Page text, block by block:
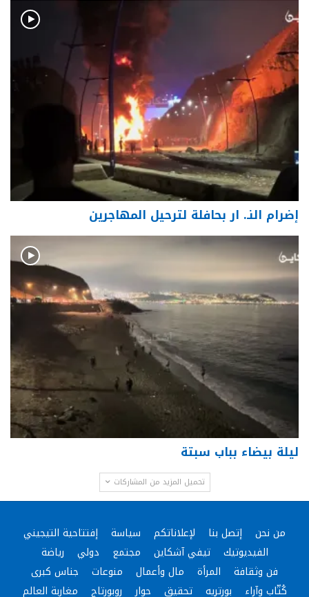
إضرام النـ. ار بحافلة لترحيل المهاجرين
ليلة بيضاء بباب سبتة
تحميل المزيد من المشاركات
من نحن إتصل بنا لإعلاناتكم سياسة
إفتتاحية التيجيني
الفيديوتيك
تيفي آشكاين مجتمع دولي
رياضة
فن وثقافة
المرأة مال وأعمال منوعات
جناس كبرى
كُتّاب وآراء
بورتريه تحقيق حوار روبورتاج مغاربة العالم